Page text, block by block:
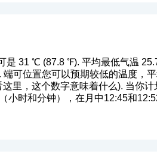
是 31 ℃ (87.8 ℉). 平均最低气温
可位置您可以预期较低的温度，
这里，这个数字意味着什么). 当你计
小时和分钟），在月中12:45和